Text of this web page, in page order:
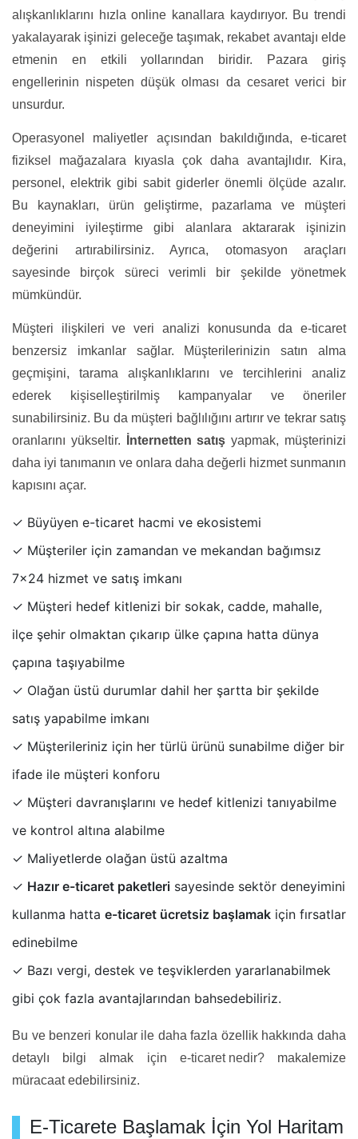
alışkanlıklarını hızla online kanallara kaydırıyor. Bu trendi
yakalayarak işinizi geleceğe taşımak, rekabet avantajı elde
etmenin en etkili yollarından biridir. Pazara giriş
engellerinin nispeten düşük olması da cesaret verici bir
unsurdur.
Operasyonel maliyetler açısından bakıldığında, e-ticaret
fiziksel mağazalara kıyasla çok daha avantajlıdır. Kira,
personel, elektrik gibi sabit giderler önemli ölçüde azalır.
Bu kaynakları, ürün geliştirme, pazarlama ve müşteri
deneyimini iyileştirme gibi alanlara aktararak işinizin
değerini artırabilirsiniz. Ayrıca, otomasyon araçları
sayesinde birçok süreci verimli bir şekilde yönetmek
mümkündür.
Müşteri ilişkileri ve veri analizi konusunda da e-ticaret
benzersiz imkanlar sağlar. Müşterilerinizin satın alma
geçmişini, tarama alışkanlıklarını ve tercihlerini analiz
ederek kişiselleştirilmiş kampanyalar ve öneriler
sunabilirsiniz. Bu da müşteri bağlılığını artırır ve tekrar satış
oranlarını yükseltir.
İnternetten satış yapmak, müşterinizi
daha iyi tanımanın ve onlara daha değerli hizmet sunmanın
kapısını açar.
✓ Büyüyen e-ticaret hacmi ve ekosistemi
✓ Müşteriler için zamandan ve mekandan bağımsız
7x24 hizmet ve satış imkanı
✓ Müşteri hedef kitlenizi bir sokak, cadde, mahalle,
ilçe şehir olmaktan çıkarıp ülke çapına hatta dünya
çapına taşıyabilme
✓ Olağan üstü durumlar dahil her şartta bir şekilde
satış yapabilme imkanı
✓ Müşterileriniz için her türlü ürünü sunabilme diğer bir
ifade ile müşteri konforu
✓ Müşteri davranışlarını ve hedef kitlenizi tanıyabilme
ve kontrol altına alabilme
✓ Maliyetlerde olağan üstü azaltma
✓ Hazır e-ticaret paketleri sayesinde sektör deneyimini
kullanma hatta e-ticaret ücretsiz başlamak için fırsatlar
edinebilme
✓ Bazı vergi, destek ve teşviklerden yararlanabilmek
gibi çok fazla avantajlarından bahsedebiliriz.
Bu ve benzeri konular ile daha fazla özellik hakkında daha
detaylı bilgi almak için e-ticaret nedir?makalemize
müracaat edebilirsiniz.
E-Ticarete Başlamak İçin Yol Haritam